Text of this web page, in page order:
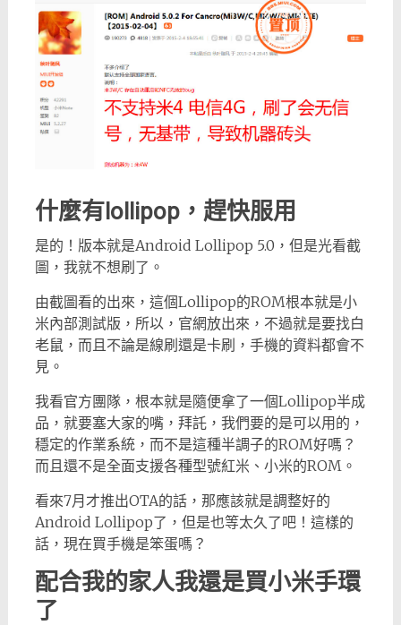
什麼有lollipop，趕快服用
是的！版本就是Android Lollipop 5.0，但是光看截
圖，我就不想刷了。
由截圖看的出來，這個Lollipop的ROM根本就是小
米內部測試版，所以，官網放出來，不過就是要找白
老鼠，而且不論是線刷還是卡刷，手機的資料都會不
見。
我看官方團隊，根本就是隨便拿了一個Lollipop半成
品，就要塞大家的嘴，拜託，我們要的是可以用的，
穩定的作業系統，而不是這種半調子的ROM好嗎？
而且還不是全面支援各種型號紅米、小米的ROM。
看來7月才推出OTA的話，那應該就是調整好的
Android Lollipop了，但是也等太久了吧！這樣的
話，現在買手機是笨蛋嗎？
配合我的家人我還是買小米手環
了